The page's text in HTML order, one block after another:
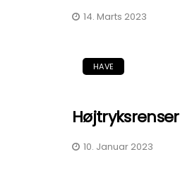
14. Marts 2023
HAVE
Højtryksrenser
10. Januar 2023